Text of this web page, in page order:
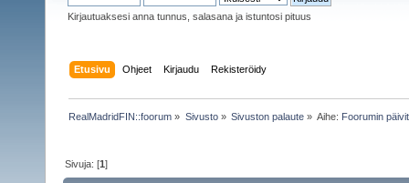
Kirjautuaksesi anna tunnus, salasana ja istuntosi pituus
Etusivu Ohjeet Kirjaudu Rekisteröidy
RealMadridFIN::foorum » Sivusto» Sivuston palaute» Aihe: Foorumin
Sivuja: [1]